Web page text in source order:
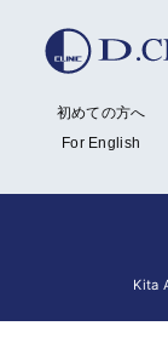
初めての方へ
For English
Kita